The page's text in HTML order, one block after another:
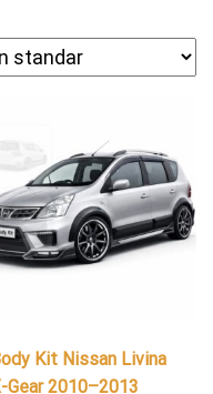
Kit Nissan Livina
Gear 2010–2013